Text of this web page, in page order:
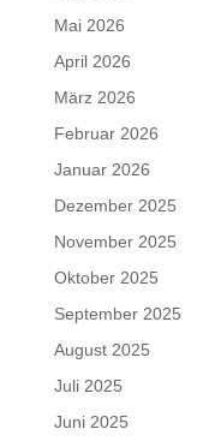
Mai 2026
April 2026
März 2026
Februar 2026
Januar 2026
Dezember 2025
November 2025
Oktober 2025
September 2025
August 2025
Juli 2025
Juni 2025